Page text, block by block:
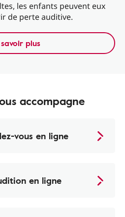
les enfants peuvent eux
de perte auditive.
plus
accompagne
vous en ligne
en ligne